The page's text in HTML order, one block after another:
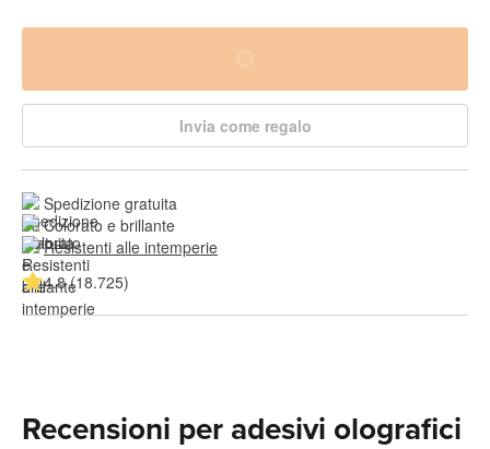
Invia come regalo
Spedizione gratuita
Colorato e brillante
Resistenti alle intemperie
4.8 (18.725)
Recensioni per adesivi olografici